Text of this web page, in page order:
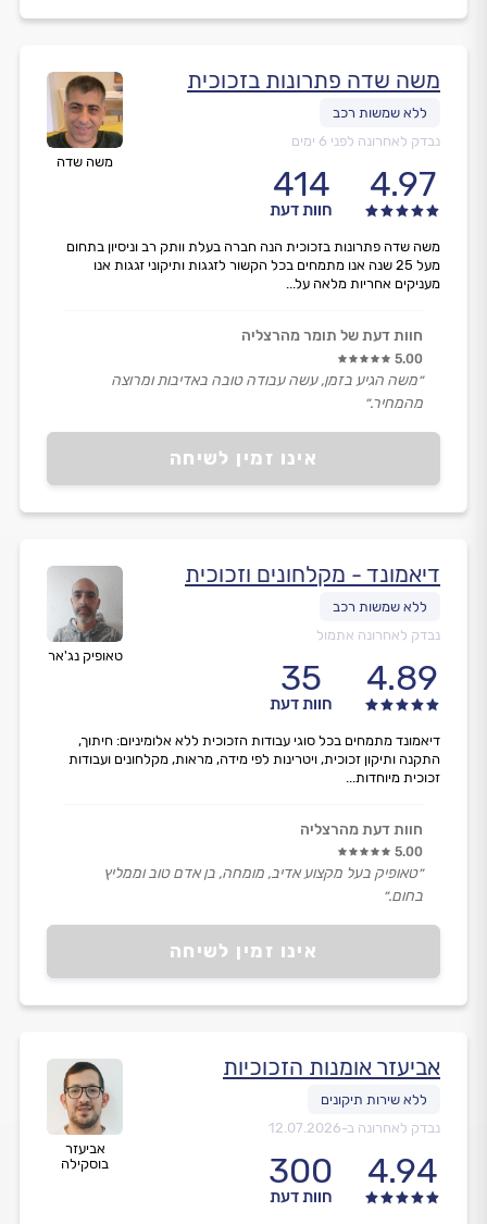
משה שדה
משה שדה פתרונות בזכוכית
נבדק לאחרונה לפני 6 ימים
4.97
414
חוות דעת
אינו זמין לשיחה
משה שדה פתרונות בזכוכית הנה חברה בעלת וותק רב וניסיון בתחום
מעל 25 שנה אנו מתמחים בכל הקשור לזגגות ותיקוני זגגות אנו
מעניקים אחריות מלאה על...
חוות דעת של תומר מהרצליה
5.00
״משה הגיע בזמן, עשה עבודה טובה באדיבות ומרוצה
מהמחיר.״
טאופיק נג'אר
דיאמונד - מקלחונים וזכוכית
נבדק לאחרונה אתמול
4.89
35
חוות דעת
אינו זמין לשיחה
דיאמונד מתמחים בכל סוגי עבודות הזכוכית ללא אלומיניום: חיתוך,
התקנה ותיקון זכוכית, ויטרינות לפי מידה, מראות, מקלחונים ועבודות
זכוכית מיוחדות...
חוות דעת מהרצליה
5.00
״טאופיק בעל מקצוע אדיב, מומחה, בן אדם טוב וממליץ
בחום.״
אביעזר
בוסקילה
אביעזר אומנות הזכוכיות
נבדק לאחרונה ב-12.07.2026
4.94
300
חוות דעת